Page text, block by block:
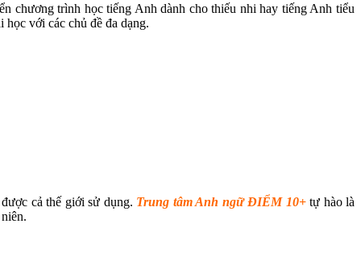
chương trình học tiếng Anh dành cho thiếu nhi hay tiếng Anh tiểu
với các chủ đề đa dạng.
cả thế giới sử dụng. Trung tâm Anh ngữ ĐIỂM 10+tự hào là